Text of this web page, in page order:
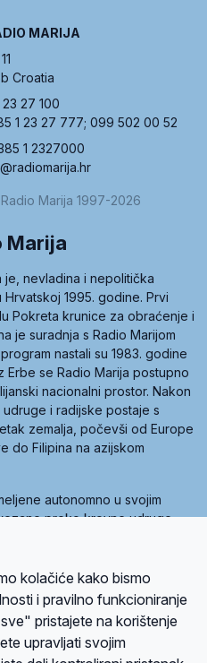
MARIJA
Croatia
27 100
1 23 27 777; 099 502 00 52
1 2327000
Marija 1997-2026
Marija
je, nevladina i nepolitička
1995. godine. Prvi
Pokreta krunice za obraćenje i
je suradnja s Radio Marijom
nastali su 1983. godine
Erbe se Radio Marija postupno
nacionalni prostor. Nakon
i radijske postaje s
zemalja, počevši od Europe
do Filipina na azijskom
autonomno u svojim
preko krovne udruge
je sedam članica, među
Marija.
PrijateljiKontaktPravila privatnosti
kolačiće kako bismo
i pravilno funkcioniranje
pristajete na korištenje
upravljati svojim